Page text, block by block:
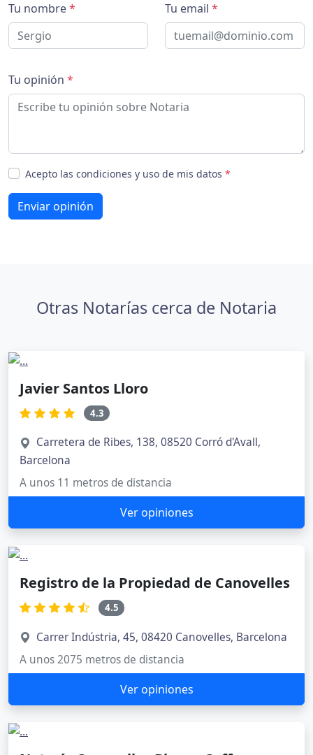
Tu nombre* Tu email *
Tu opinión *
Acepto las condiciones y uso de mis datos *
Enviar opinión
Otras Notarías cerca de Notaria
Javier Santos Lloro
4.3
Carretera de Ribes, 138, 08520 Corró d'Avall,
Barcelona
A unos 11 metros de distancia
Ver opiniones
Registro de la Propiedad de Canovelles
4.5
Carrer Indústria, 45, 08420 Canovelles, Barcelona
A unos 2075 metros de distancia
Ver opiniones